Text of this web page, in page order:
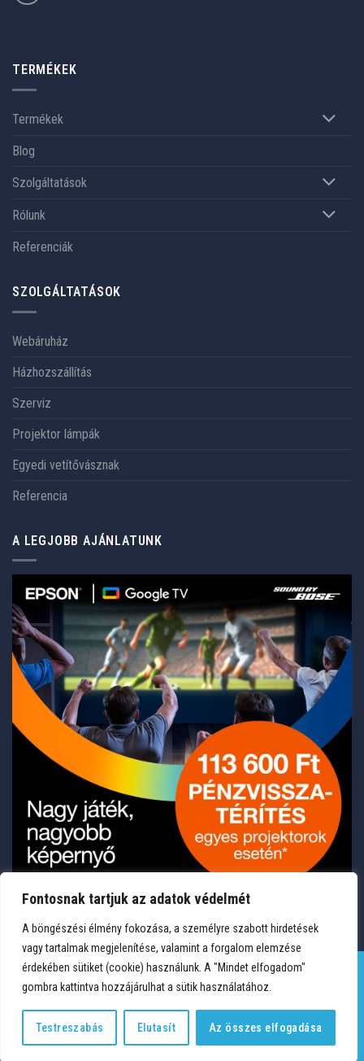
Fontosnak tartjuk az adatok védelmét
A böngészési élmény fokozása, a személyre szabott hirdetések
vagy tartalmak megjelenítése, valamint a forgalom elemzése
érdekében sütiket (cookie) használunk. A "Mindet elfogadom"
gombra kattintva hozzájárulhat a sütik használatához.
Testreszabás Elutasít Az összes elfogadása
TERMÉKEK
Termékek
Blog
Szolgáltatások
Rólunk
Referenciák
SZOLGÁLTATÁSOK
Webáruház
Házhozszállítás
Szerviz
Projektor lámpák
Egyedi vetítővásznak
Referencia
A LEGJOBB AJÁNLATUNK
Copyright 2026 © Medium Hungary Kft. Minden jog fenntartva.